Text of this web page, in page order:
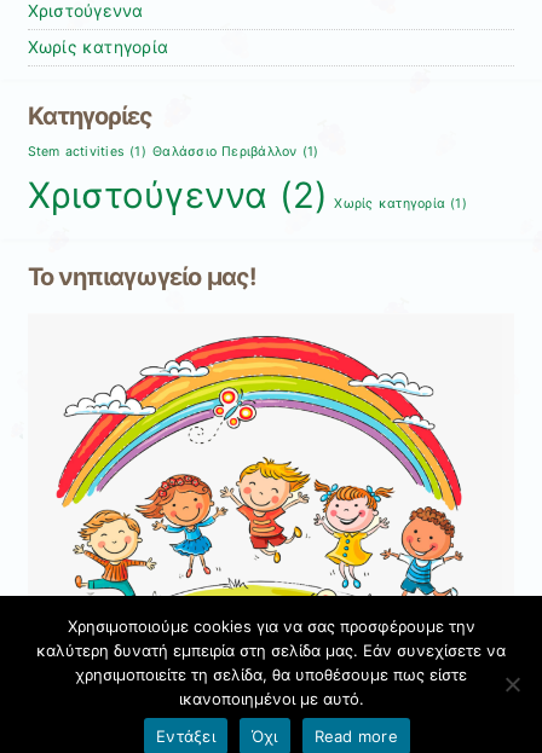
Χριστούγεννα
Χωρίς κατηγορία
Κατηγορίες
Stem activities (1) Θαλάσσιο Περιβάλλον (1)
Χριστούγεννα (2) Χωρίς κατηγορία (1)
Το νηπιαγωγείο μας!
Όροι χρήσης blogs.sch.gr| Δήλωση προσβασιμότητας
Χρησιμοποιούμε cookies για να σας προσφέρουμε την
καλύτερη δυνατή εμπειρία στη σελίδα μας. Εάν συνεχίσετε να
χρησιμοποιείτε τη σελίδα, θα υποθέσουμε πως είστε
ικανοποιημένοι με αυτό.
Εντάξει
Όχι Read more